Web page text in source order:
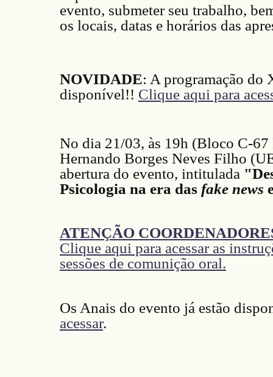
evento, submeter seu trabalho,
os locais, datas e horários das
NOVIDADE: A programação do
disponível!! Clique aqui para
No dia 21/03, às 19h (Bloco C-67
Hernando Borges Neves Filho
abertura do evento, intitulada "
Psicologia na era das fake news
ATENÇÃO
Clique aqui para acessar as
sessões de comunição oral.
Os Anais do evento já estão
acessar.